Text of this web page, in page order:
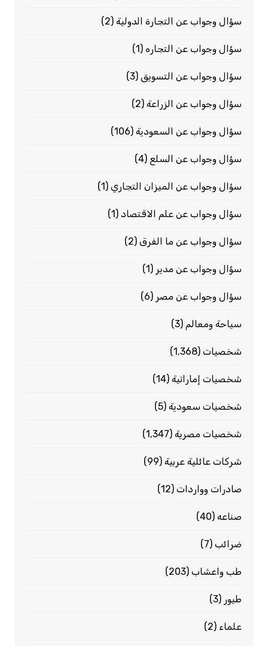
سؤال وجواب عن التجارة الدولية(2)
سؤال وجواب عن التجاره(1)
سؤال وجواب عن التسويق (3)
سؤال وجواب عن الزراعة(2)
سؤال وجواب عن السعودية(106)
سؤال وجواب عن السلع (4)
سؤال وجواب عن الميزان التجاري(1)
سؤال وجواب عن علم الاقتصاد(1)
سؤال وجواب عن ما الفرق(2)
سؤال وجواب عن مدير (1)
سؤال وجواب عن مصر (6)
سياحة ومعالم (3)
شخصيات(1٬368)
شخصيات إماراتية(14)
شخصيات سعودية(5)
شخصيات مصرية(1٬347)
شركات عائلية عربية(99)
صادرات وواردات(12)
صناعه(40)
ضرائب(7)
طب واعشاب(203)
طيور (3)
علماء (2)